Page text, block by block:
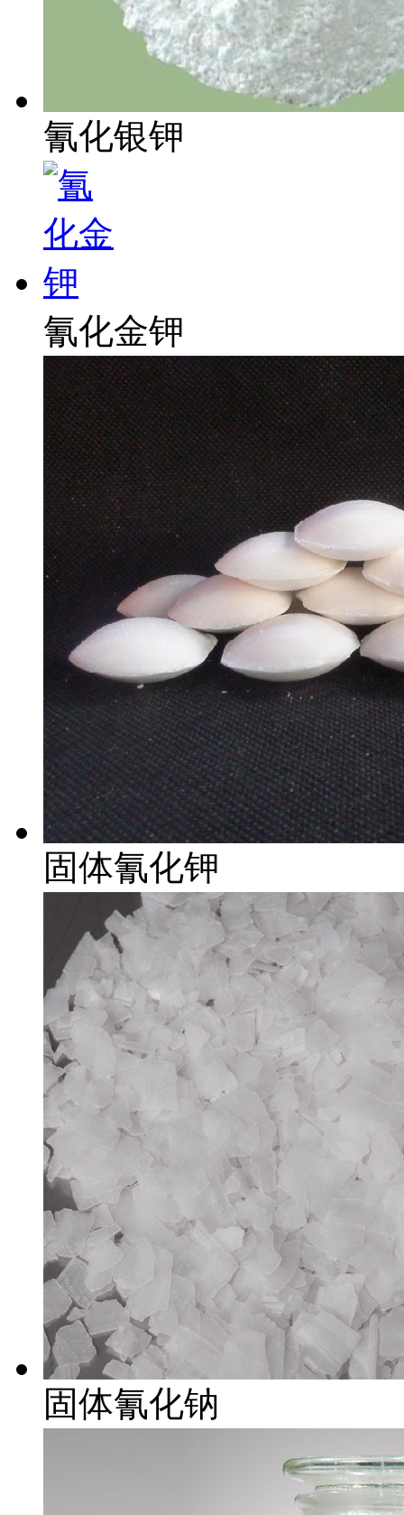
氰化银钾
氰化金钾
固体氰化钾
固体氰化钠